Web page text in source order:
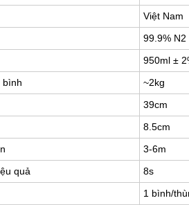
Việt Nam
99.9% N2
950ml ±
bình
~2kg
39cm
8.5cm
3-6m
quả
8s
1 bình/